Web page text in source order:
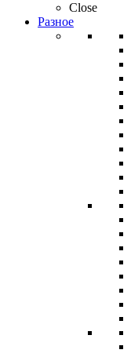
Close
Разное